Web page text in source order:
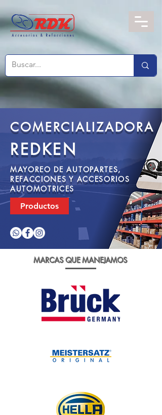
COMERCIALIZADORA
REDKEN
MAYOREO DE AUTOPARTES,
REFACCIONES Y ACCESORIOS
AUTOMOTRICES
Productos
MARCAS QUE MANEJAMOS